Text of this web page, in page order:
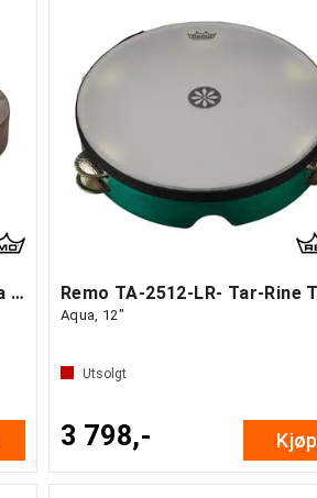
Remo HD-8722-81-014 Valencia Tar
Aqua, 12"
Utsolgt
3 798,- Kjøp